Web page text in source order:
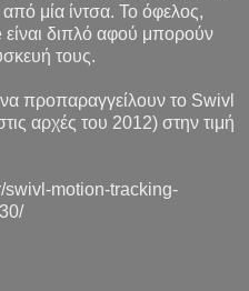
μία ίντσα. Το όφελος,
διπλό αφού μπορούν
τους.
προπαραγγείλουν το Swivl
αρχές του 2012) στην τιμή
swivl-motion-tracking-